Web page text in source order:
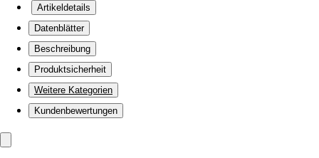
Artikeldetails
Datenblätter
Beschreibung
Produktsicherheit
Weitere Kategorien
Kundenbewertungen